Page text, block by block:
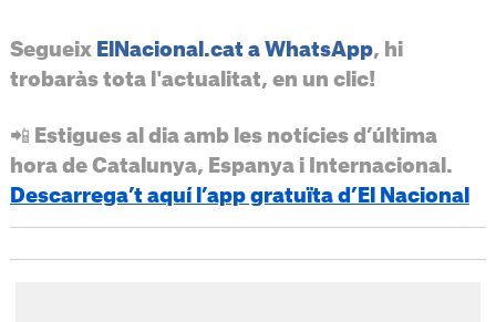
Segueix ElNacional.cat a WhatsApp, hi
trobaràs tota l'actualitat, en un clic!
📲 Estigues al dia amb les notícies d’última
hora de Catalunya, Espanya i Internacional.
Descarrega’t aquí l’app gratuïta d’El Nacional